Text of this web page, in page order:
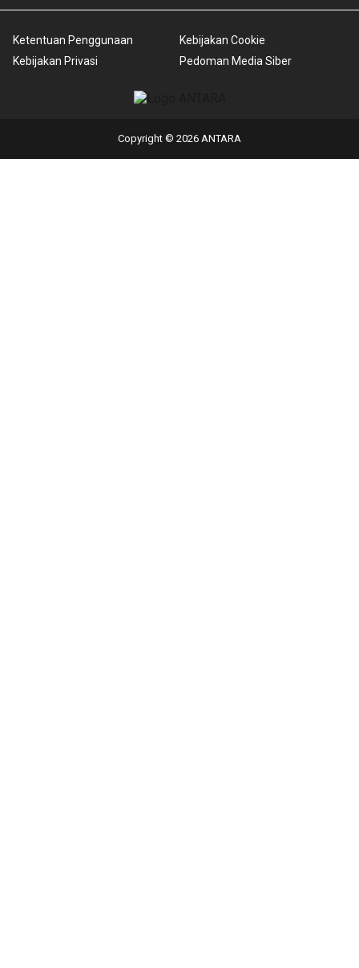
Ketentuan Penggunaan
Kebijakan Privasi
Kebijakan Cookie
Pedoman Media Siber
Copyright © 2026 ANTARA